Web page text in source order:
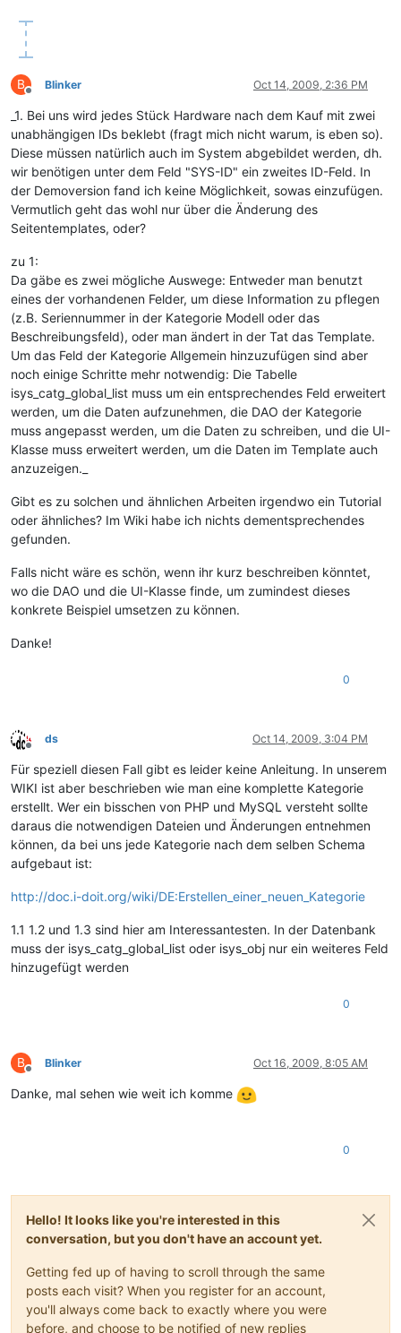
B
Offline
Blinker Oct 14, 2009, 2:36 PM
_1. Bei uns wird jedes Stück Hardware nach dem Kauf mit zwei
unabhängigen IDs beklebt (fragt mich nicht warum, is eben so).
Diese müssen natürlich auch im System abgebildet werden, dh.
wir benötigen unter dem Feld "SYS-ID" ein zweites ID-Feld. In
der Demoversion fand ich keine Möglichkeit, sowas einzufügen.
Vermutlich geht das wohl nur über die Änderung des
Seitentemplates, oder?
zu 1:
Da gäbe es zwei mögliche Auswege: Entweder man benutzt
eines der vorhandenen Felder, um diese Information zu pflegen
(z.B. Seriennummer in der Kategorie Modell oder das
Beschreibungsfeld), oder man ändert in der Tat das Template.
Um das Feld der Kategorie Allgemein hinzuzufügen sind aber
noch einige Schritte mehr notwendig: Die Tabelle
isys_catg_global_list muss um ein entsprechendes Feld erweitert
werden, um die Daten aufzunehmen, die DAO der Kategorie
muss angepasst werden, um die Daten zu schreiben, und die UI-
Klasse muss erweitert werden, um die Daten im Template auch
anzuzeigen._
Gibt es zu solchen und ähnlichen Arbeiten irgendwo ein Tutorial
oder ähnliches? Im Wiki habe ich nichts dementsprechendes
gefunden.
Falls nicht wäre es schön, wenn ihr kurz beschreiben könntet,
wo die DAO und die UI-Klasse finde, um zumindest dieses
konkrete Beispiel umsetzen zu können.
Danke!
0
Offline
ds Oct 14, 2009, 3:04 PM
Für speziell diesen Fall gibt es leider keine Anleitung. In unserem
WIKI ist aber beschrieben wie man eine komplette Kategorie
erstellt. Wer ein bisschen von PHP und MySQL versteht sollte
daraus die notwendigen Dateien und Änderungen entnehmen
können, da bei uns jede Kategorie nach dem selben Schema
aufgebaut ist:
http://doc.i-doit.org/wiki/DE:Erstellen_einer_neuen_Kategorie
1.1 1.2 und 1.3 sind hier am Interessantesten. In der Datenbank
muss der isys_catg_global_list oder isys_obj nur ein weiteres Feld
hinzugefügt werden
0
B
Offline
Blinker Oct 16, 2009, 8:05 AM
Danke, mal sehen wie weit ich komme
0
Hello! It looks like you're interested in this
conversation, but you don't have an account yet.
Getting fed up of having to scroll through the same
posts each visit? When you register for an account,
you'll always come back to exactly where you were
before, and choose to be notified of new replies